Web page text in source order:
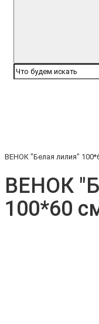
ВЕНОК "Белая лилия"
ВЕНОК
100*60